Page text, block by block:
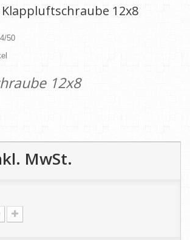
Klappluftschraube 12x8
50
12x8
MwSt.